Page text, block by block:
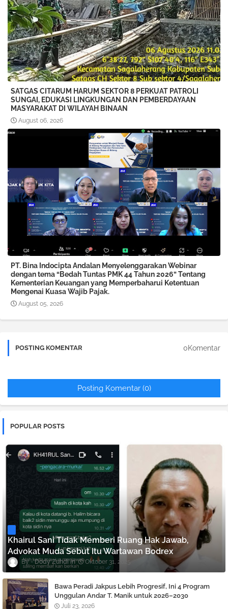
SATGAS CITARUM HARUM SEKTOR 8 PERKUAT PATROLI
SUNGAI, EDUKASI LINGKUNGAN DAN PEMBERDAYAAN
MASYARAKAT DI WILAYAH BINAAN
August 06, 2026
PT. Bina Indocipta Andalan Menyelenggarakan Webinar
dengan tema “Bedah Tuntas PMK 44 Tahun 2026” Tentang
Kementerian Keuangan yang Memperbaharui Ketentuan
Mengenai Kuasa Wajib Pajak.
August 05, 2026
POSTING KOMENTAR 0Komentar
Posting Komentar (0)
POPULAR POSTS
Khairul Sani Tidak Memberi Ruang Hak Jawab,
Advokat Muda Sebut Itu Wartawan Bodrex
Dody Zuhdi Oktober 31, 2025
Bawa Peradi Jakpus Lebih Progresif, Ini 4 Program
Unggulan Andar T. Manik untuk 2026–2030
Juli 23, 2026